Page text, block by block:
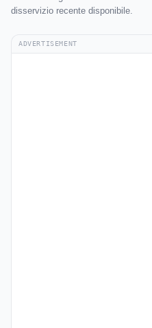
disservizio recente disponibile.
ADVERTISEMENT